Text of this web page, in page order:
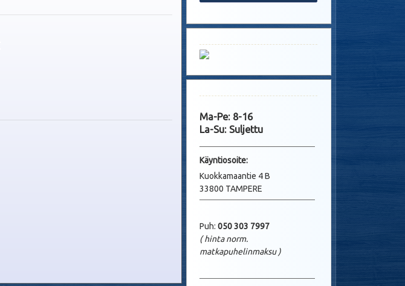
Ma-Pe: 8-16
La-Su: Suljettu
Käyntiosoite:
Kuokkamaantie 4 B
33800 TAMPERE
Puh: 050 303 7997
( hinta norm.
matkapuhelinmaksu )